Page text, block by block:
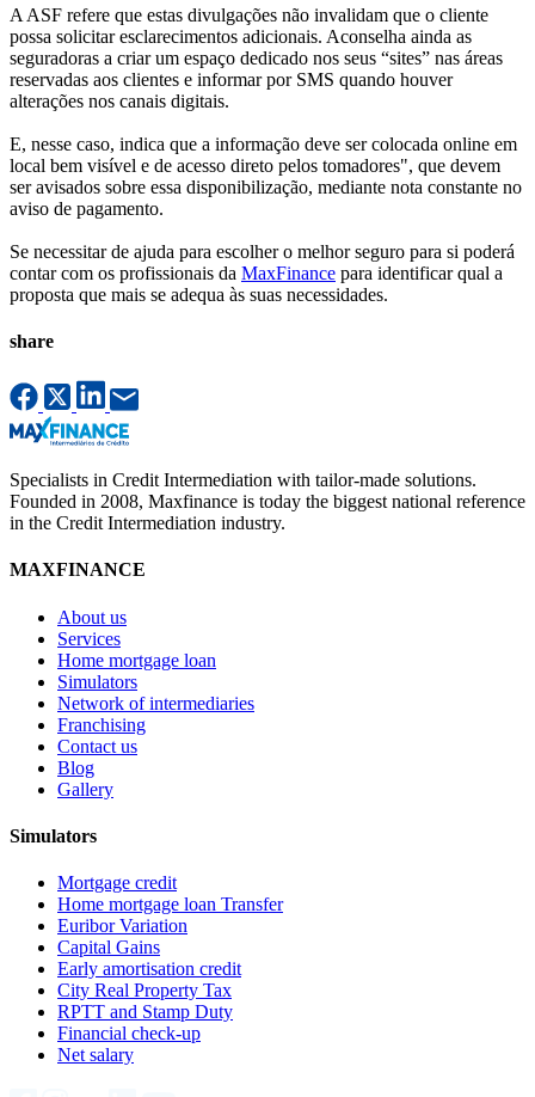
A ASF refere que estas divulgações não invalidam que o cliente
possa solicitar esclarecimentos adicionais. Aconselha ainda as
seguradoras a criar um espaço dedicado nos seus “sites” nas áreas
reservadas aos clientes e informar por SMS quando houver
alterações nos canais digitais.
E, nesse caso, indica que a informação deve ser colocada online em
local bem visível e de acesso direto pelos tomadores", que devem
ser avisados sobre essa disponibilização, mediante nota constante no
aviso de pagamento.
​​​​​​​Se necessitar de ajuda para escolher o melhor seguro para si poderá
contar com os profissionais da MaxFinance para identificar qual a
proposta que mais se adequa às suas necessidades.
share
Specialists in Credit Intermediation with tailor-made solutions.
Founded in 2008, Maxfinance is today the biggest national reference
in the Credit Intermediation industry.
MAXFINANCE
About us
Services
Home mortgage loan
Simulators
Network of intermediaries
Franchising
Contact us
Blog
Gallery
Simulators
Mortgage credit
Home mortgage loan Transfer
Euribor Variation
Capital Gains
Early amortisation credit
City Real Property Tax
RPTT and Stamp Duty
Financial check-up
Net salary